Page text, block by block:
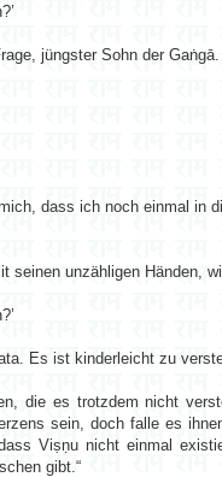
jüngster Sohn der Gaṅgā.
dass ich noch einmal
seinen unzähligen Händen,
Es ist kinderleicht zu
die es trotzdem nicht
sein, doch falle es
Viṣṇu nicht einmal
gibt.“